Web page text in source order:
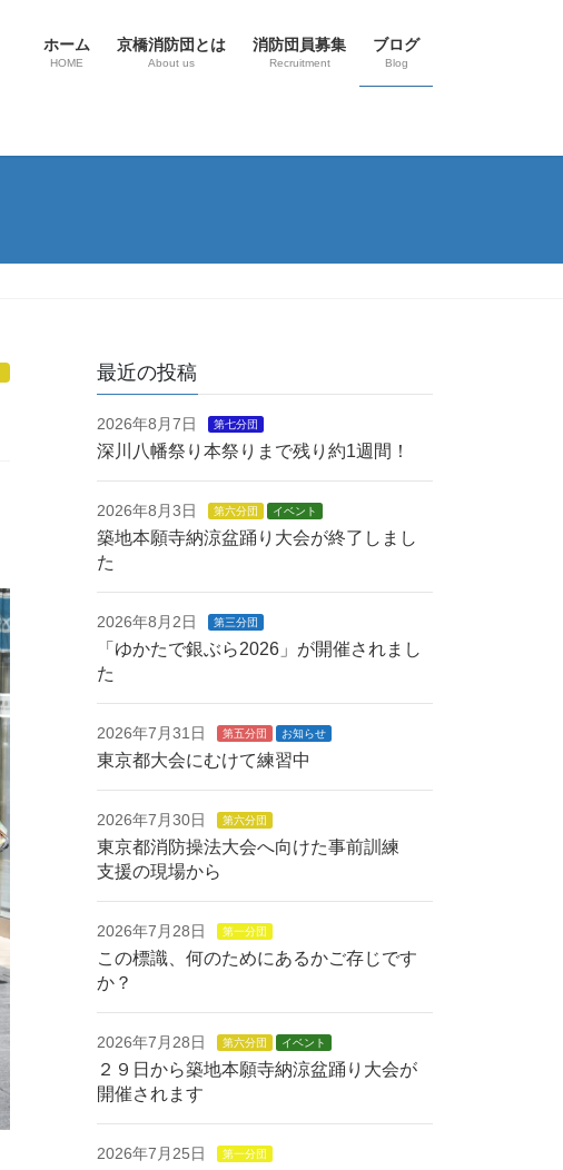
ホーム
HOME
京橋消防団とは
About us
消防団員募集
Recruitment
ブログ
Blog
最近の投稿
2026年8月7日 第七分団
深川八幡祭り本祭りまで残り約1週間！
2026年8月3日 第六分団 イベント
築地本願寺納涼盆踊り大会が終了しまし
た
2026年8月2日 第三分団
「ゆかたで銀ぶら2026」が開催されまし
た
2026年7月31日 第五分団 お知らせ
東京都大会にむけて練習中
2026年7月30日 第六分団
東京都消防操法大会へ向けた事前訓練
支援の現場から
2026年7月28日 第一分団
この標識、何のためにあるかご存じです
か？
2026年7月28日 第六分団 イベント
２９日から築地本願寺納涼盆踊り大会が
開催されます
2026年7月25日 第一分団